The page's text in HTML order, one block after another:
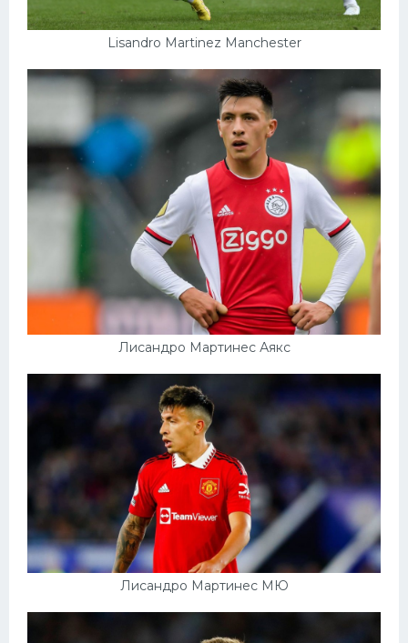
Lisandro Martinez Manchester
Лисандро Мартинес Аякс
Лисандро Мартинес МЮ